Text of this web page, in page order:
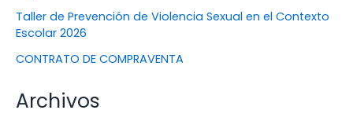
Taller de Prevención de Violencia Sexual en el Contexto
Escolar 2026
CONTRATO DE COMPRAVENTA
Archivos